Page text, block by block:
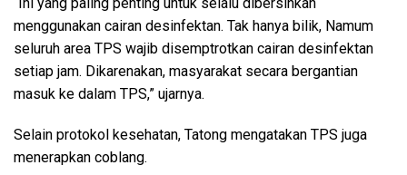
menggunakan cairan desinfektan. Tak hanya bilik, Namum
seluruh area TPS wajib disemptrotkan cairan desinfektan
setiap jam. Dikarenakan, masyarakat secara bergantian
masuk ke dalam TPS,” ujarnya.
Selain protokol kesehatan, Tatong mengatakan TPS juga
menerapkan coblang.